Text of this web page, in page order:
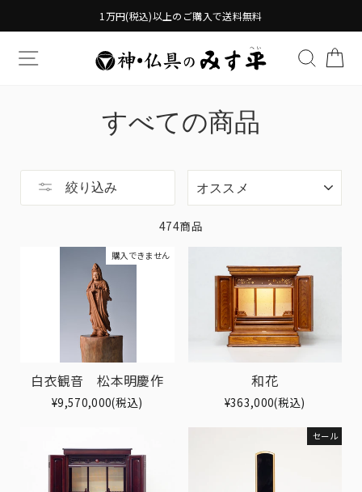
1万円(税込)以上のご購入で送料無料
TRANSLATION MISSING: 検索す
すべての商品
絞り込み
ー
ト
474商品
購入できません
白衣観音 松本明慶作
¥9,570,000(税込)
和花
¥363,000(税込)
セール